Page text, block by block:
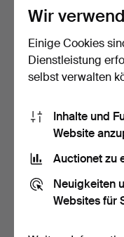
STÄNDER für leichte
Montage.
Beendet 29. Apr 2021
1 Gebot
Wir
Einige Cookies
Dienstleistung
selbst verwalten
Inhalte und
Website
Auctionet zu
Neuigkeiten
Websites für